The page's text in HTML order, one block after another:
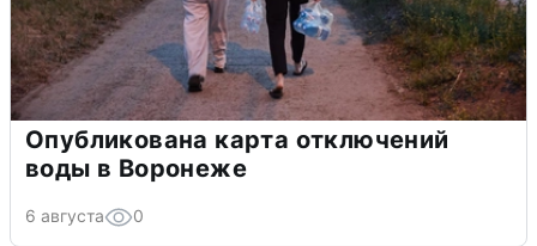
Опубликована карта отключений
воды в Воронеже
6 августа 0